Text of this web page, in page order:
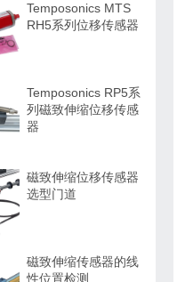
Temposonics MTS
RH5系列位移传感器
Temposonics RP5系
列磁致伸缩位移传感
器
磁致伸缩位移传感器
选型门道
磁致伸缩传感器的线
性位置检测